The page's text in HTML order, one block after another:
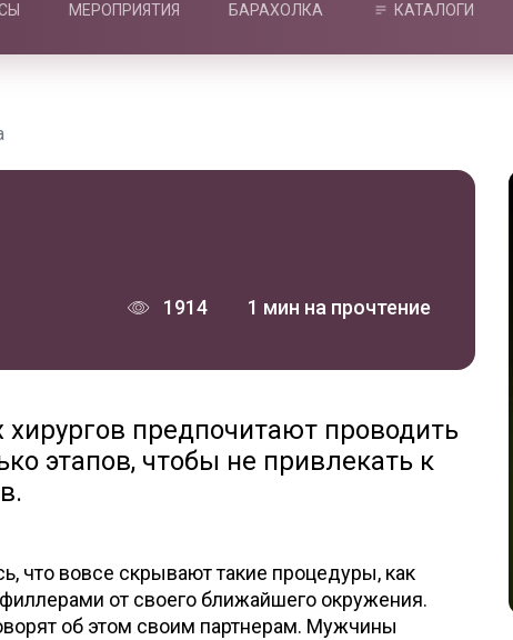
МЕРОПРИЯТИЯ БАРАХОЛКА КАТАЛОГИ
1914 1 мин на прочтение
предпочитают проводить
этапов, чтобы не привлекать к
что вовсе скрывают такие процедуры, как
филлерами от своего ближайшего окружения.
об этом своим партнерам. Мужчины